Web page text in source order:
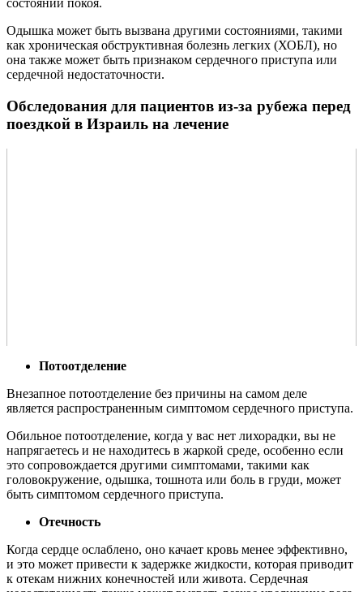
состоянии покоя.
Одышка может быть вызвана другими состояниями, такими
как хроническая обструктивная болезнь легких (ХОБЛ), но
она также может быть признаком сердечного приступа или
сердечной недостаточности.
Обследования для пациентов из-за рубежа перед
поездкой в Израиль на лечение
Потоотделение
Внезапное потоотделение без причины на самом деле
является распространенным симптомом сердечного приступа.
Обильное потоотделение, когда у вас нет лихорадки, вы не
напрягаетесь и не находитесь в жаркой среде, особенно если
это сопровождается другими симптомами, такими как
головокружение, одышка, тошнота или боль в груди, может
быть симптомом сердечного приступа.
Отечность
Когда сердце ослаблено, оно качает кровь менее эффективно,
и это может привести к задержке жидкости, которая приводит
к отекам нижних конечностей или живота. Сердечная